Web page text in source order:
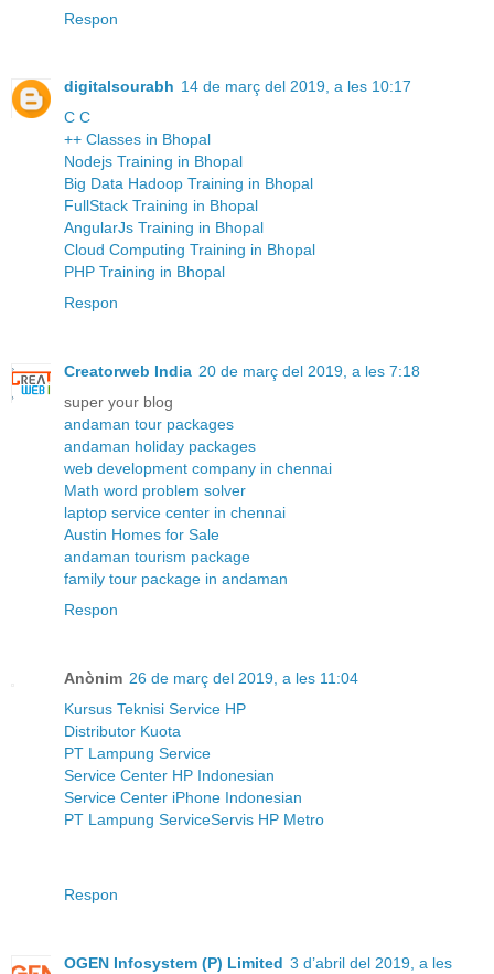
Respon
digitalsourabh 14 de març del 2019, a les 10:17
C C
++ Classes in Bhopal
Nodejs Training in Bhopal
Big Data Hadoop Training in Bhopal
FullStack Training in Bhopal
AngularJs Training in Bhopal
Cloud Computing Training in Bhopal
PHP Training in Bhopal
Respon
Creatorweb India 20 de març del 2019, a les 7:18
super your blog
andaman tour packages
andaman holiday packages
web development company in chennai
Math word problem solver
laptop service center in chennai
Austin Homes for Sale
andaman tourism package
family tour package in andaman
Respon
Anònim 26 de març del 2019, a les 11:04
Kursus Teknisi Service HP
Distributor Kuota
PT Lampung Service
Service Center HP Indonesian
Service Center iPhone Indonesian
PT Lampung ServiceServis HP Metro
Respon
OGEN Infosystem (P) Limited 3 d’abril del 2019, a les